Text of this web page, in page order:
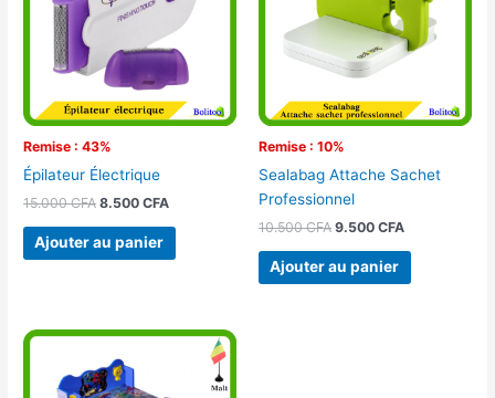
Remise : 43%
Épilateur Électrique
15.000CFA 8.500CFA
Ajouter au panier
Remise : 10%
Sealabag Attache Sachet
Professionnel
10.500CFA 9.500 CFA
Ajouter au panier